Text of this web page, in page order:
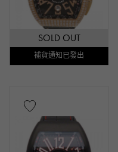
SOLD OUT
補貨通知已發出